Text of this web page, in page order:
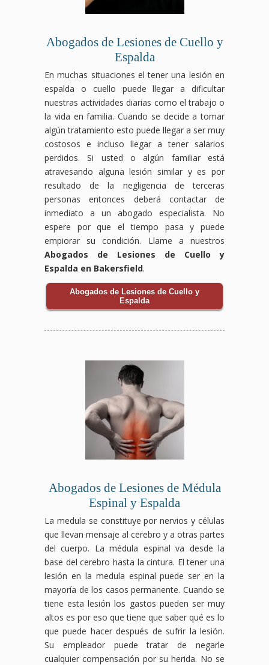
Abogados de Lesiones de Cuello y
Espalda
En muchas situaciones el tener una lesión en
espalda o cuello puede llegar a dificultar
nuestras actividades diarias como el trabajo o
la vida en familia. Cuando se decide a tomar
algún tratamiento esto puede llegar a ser muy
costosos e incluso llegar a tener salarios
perdidos. Si usted o algún familiar está
atravesando alguna lesión similar y es por
resultado de la negligencia de terceras
personas entonces deberá contactar de
inmediato a un abogado especialista. No
espere por que el tiempo pasa y puede
empiorar su condición. Llame a nuestros
Abogados de Lesiones de Cuello y
Espalda en Bakersfield.
Abogados de Lesiones de Cuello y
Espalda
Abogados de Lesiones de Médula
Espinal y Espalda
La medula se constituye por nervios y células
que llevan mensaje al cerebro y a otras partes
del cuerpo. La médula espinal va desde la
base del cerebro hasta la cintura. El tener una
lesión en la medula espinal puede ser en la
mayoría de los casos permanente. Cuando se
tiene esta lesión los gastos pueden ser muy
altos es por eso que tiene que saber qué es lo
que puede hacer después de sufrir la lesión.
Su empleador puede tratar de negarle
cualquier compensación por su herida. No se